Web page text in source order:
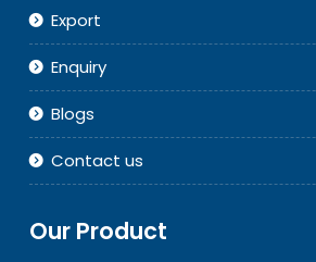
Export
Enquiry
Blogs
Contact us
Our Product